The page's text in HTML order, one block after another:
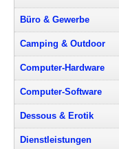
Büro & Gewerbe
Camping & Outdoor
Computer-Hardware
Computer-Software
Dessous & Erotik
Dienstleistungen